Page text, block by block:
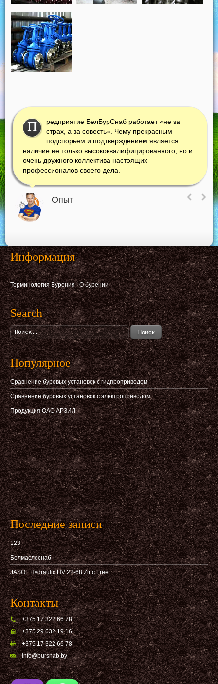
П
редприятие БелБурСнаб работает «не за
страх, а за совесть». Чему прекрасным
подспорьем и подтверждением является
наличие не только высококвалифицированного, но и
очень дружного коллектива настоящих
профессионалов своего дела.
Опыт
Информация
Терминология Бурения|О бурении
Search
Поиск
Популярное
Сравнение буровых установок с гидпроприводом
Сравнение буровых установок с электроприводом
Продукция ОАО АРЗИЛ
Последние записи
123
Белмаслоснаб
JASOL Hydraulic HV 22-68 Zinc Free
Контакты
+375 17 322 66 78
+375 29 632 19 16
+375 17 322 66 78
info@bursnab,by